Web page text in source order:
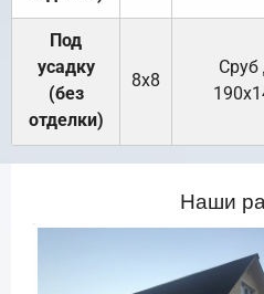
Под
усадку
(без
отделки)
8х8
Наши